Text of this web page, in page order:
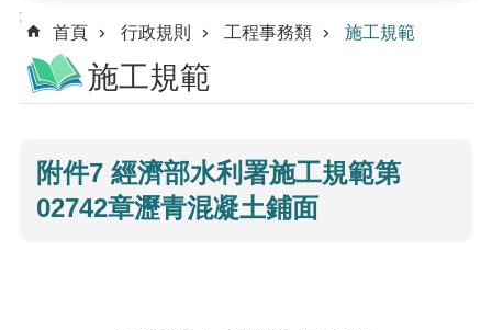
令
行
政
:::
首頁 行政規則 工程事務類 施工規範
施工規範
附件7 經濟部水利署施工規範第
02742章瀝青混凝土鋪面